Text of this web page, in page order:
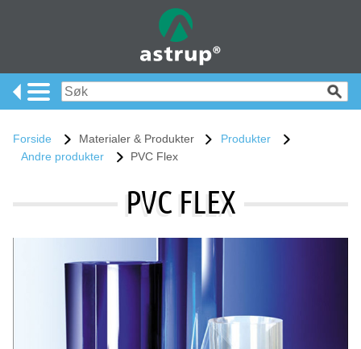
Forside Materialer & Produkter
Produkter
Andre produkter
PVC Flex
PVC FLEX